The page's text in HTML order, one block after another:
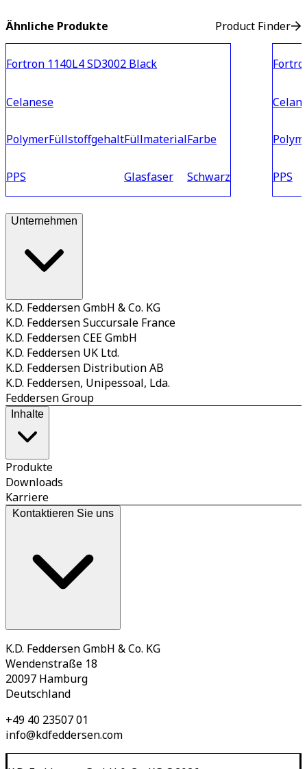
Ähnliche Produkte Product Finder
Fortron 1140L4 SD3002 Black
Celanese
Polymer
PPS
FüllstoffgehaltFüllmaterial
Glasfaser
Farbe
Schwarz PPS
Unternehmen
K.D. Feddersen GmbH & Co. KG
K.D. Feddersen Succursale France
K.D. Feddersen CEE GmbH
K.D. Feddersen UK Ltd.
K.D. Feddersen Distribution AB
K.D. Feddersen, Unipessoal, Lda.
Feddersen Group
Inhalte
Produkte
Downloads
Karriere
K.D. Feddersen GmbH & Co. KG
Wendenstraße 18
20097 Hamburg
Deutschland
+49 40 23507 01
info@kdfeddersen.com